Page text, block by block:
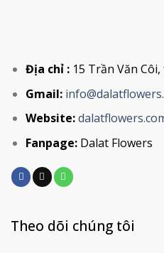
Địa chỉ :15 Trần Văn Côi,
Gmail:
Website:
Fanpage: Dalat Flowers
Theo dõi chúng tôi